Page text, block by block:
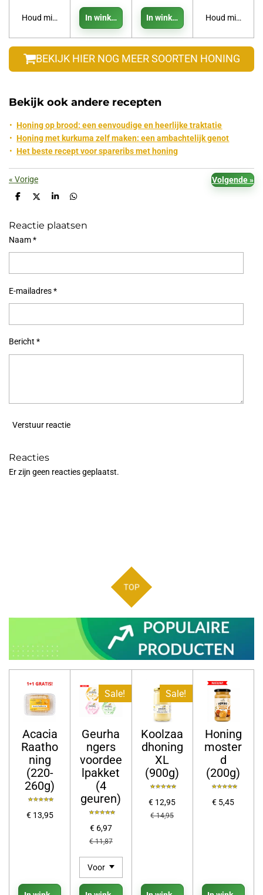
Houd mij op de hoogteIn winkelwagen In winkelwagen Houd mij op de
BEKIJK HIER NOG MEER SOORTEN HONING
Bekijk ook andere recepten
Honing op brood: een eenvoudige en heerlijke traktatie
Honing met kurkuma zelf maken: een ambachtelijk genot
Het beste recept voor spareribs met honing
« Vorige Volgende»
D
e
D
l
S
r
D
e
Reactie plaatsen
Naam *
E-mailadres *
Bericht *
Verstuur reactie
Reacties
Er zijn geen reacties geplaatst.
TOP
Acacia
Raatho
ning
(220-
260g)
€ 13,95
Sale!
Geurha
ngers
voordee
lpakket
(4
geuren)
€ 6,97
€ 11,87
Sale!
Koolzaa
dhoning
XL
(900g)
€ 12,95
€ 14,95
Honing
moster
d
(200g)
€ 5,45